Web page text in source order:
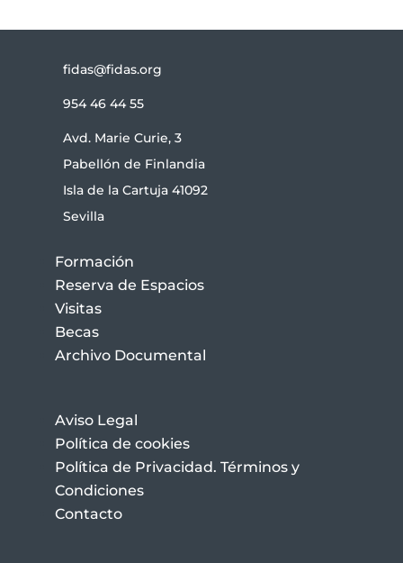
fidas@fidas.org
954 46 44 55
Avd. Marie Curie, 3
Pabellón de Finlandia
Isla de la Cartuja 41092
Sevilla
Formación
Reserva de Espacios
Visitas
Becas
Archivo Documental
Aviso Legal
Política de cookies
Política de Privacidad. Términos y
Condiciones
Contacto